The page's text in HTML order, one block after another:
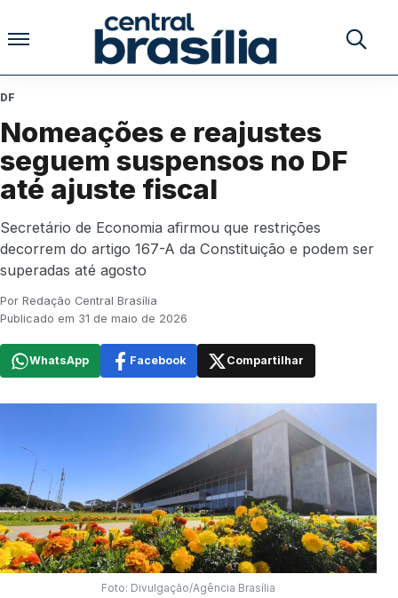
Pular para o conteúdo
Buscar
DF
Nomeações e reajustes
seguem suspensos no DF
até ajuste fiscal
Secretário de Economia afirmou que restrições
decorrem do artigo 167-A da Constituição e podem ser
superadas até agosto
Por Redação Central Brasília
Publicado em 31 de maio de 2026
WhatsApp Facebook Compartilhar
Foto: Divulgação/Agência Brasília